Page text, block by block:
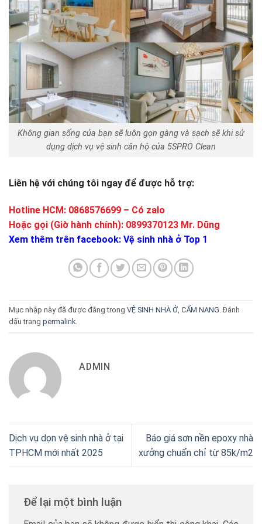
Không gian sống của bạn sẽ luôn gọn gàng và sạch sẽ khi sử
dụng dịch vụ vệ sinh căn hộ của 5SPRO Clean
Liên hệ với chúng tôi ngay để được hỗ trợ:
Hotline HCM: 0868576699 – Có zalo
Hoặc gọi (Giờ hành chính): 0899370123 Mr. Dũng
Xem thêm trên facebook: Vệ sinh nhà ở Top 1
Mục nhập này đã được đăng trong VỆ SINH NHÀ Ở CẨM NANG . Đánh
dấu trang permalink
ADMIN
Dịch vụ dọn vệ sinh nhà ở tại
TPHCM mới nhất 2025
Báo giá sơn nền epoxy nhà
xưởng chuẩn chỉ từ 85k/m2
Để lại một bình luận